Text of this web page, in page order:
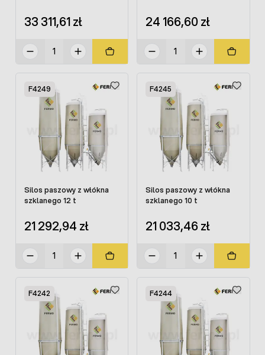
33 311,61 zł 24 166,60 zł
F4249
Silos paszowy z włókna
szklanego 12 t
21 292,94 zł
F4245
Silos paszowy z włókna
szklanego 10 t
21 033,46 zł
F4242 F4244